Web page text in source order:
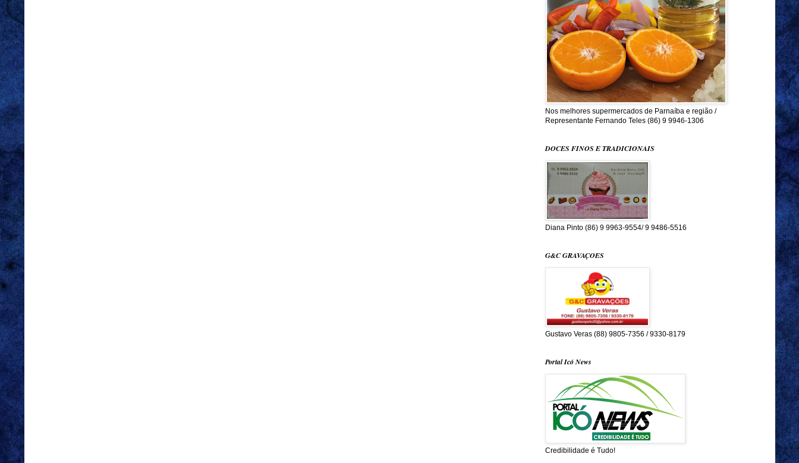
Nos melhores supermercados de Parnaíba e região /
Representante Fernando Teles (86) 9 9946-1306
DOCES FINOS E TRADICIONAIS
Diana Pinto (86) 9 9963-9554/ 9 9486-5516
G&C GRAVAÇOES
Gustavo Veras (88) 9805-7356 / 9330-8179
Portal Icó News
Credibilidade é Tudo!